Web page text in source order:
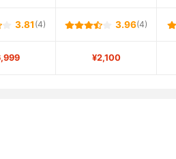
3.81 (4) 3.96(4)
¥2,100